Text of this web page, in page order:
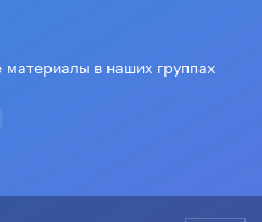
в наших группах